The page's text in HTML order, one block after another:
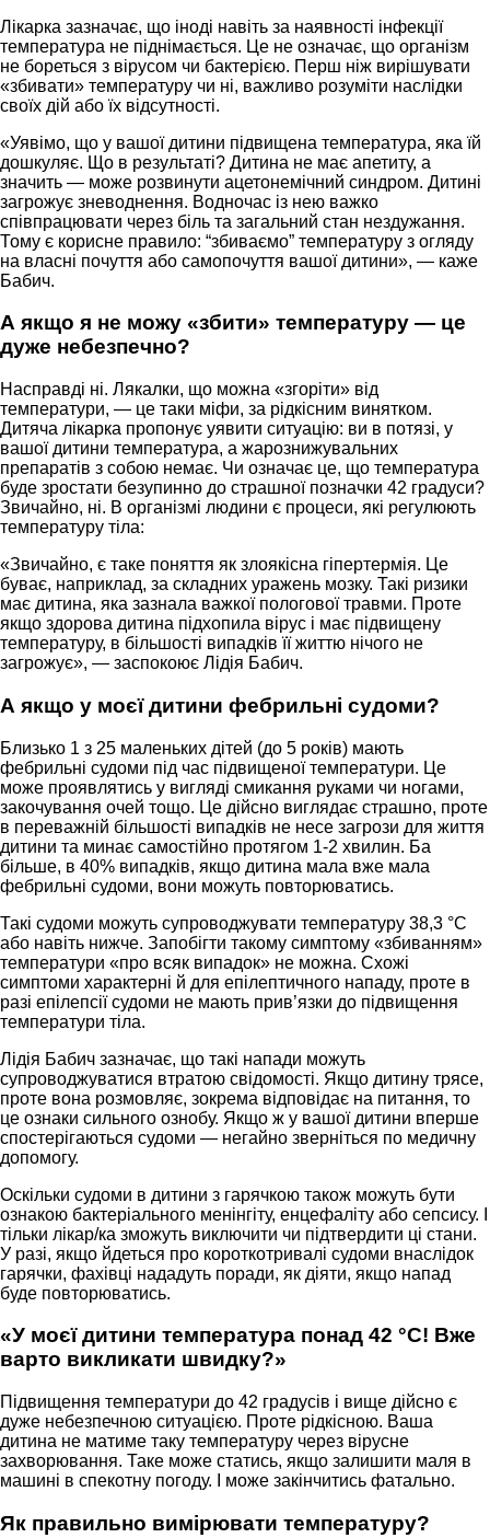
Лікарка зазначає, що іноді навіть за наявності інфекції
температура не піднімається. Це не означає, що організм
не бореться з вірусом чи бактерією. Перш ніж вирішувати
«збивати» температуру чи ні, важливо розуміти наслідки
своїх дій або їх відсутності.
«Уявімо, що у вашої дитини підвищена температура, яка їй
дошкуляє. Що в результаті? Дитина не має апетиту, а
значить — може розвинути ацетонемічний синдром. Дитині
загрожує зневоднення. Водночас із нею важко
співпрацювати через біль та загальний стан нездужання.
Тому є корисне правило: “збиваємо” температуру з огляду
на власні почуття або самопочуття вашої дитини», — каже
Бабич.
А якщо я не можу «збити» температуру — це
дуже небезпечно?
Насправді ні. Лякалки, що можна «згоріти» від
температури, — це таки міфи, за рідкісним винятком.
Дитяча лікарка пропонує уявити ситуацію: ви в потязі, у
вашої дитини температура, а жарознижувальних
препаратів з собою немає. Чи означає це, що температура
буде зростати безупинно до страшної позначки 42 градуси?
Звичайно, ні. В організмі людини є процеси, які регулюють
температуру тіла:
«Звичайно, є таке поняття як злоякісна гіпертермія. Це
буває, наприклад, за складних уражень мозку. Такі ризики
має дитина, яка зазнала важкої пологової травми. Проте
якщо здорова дитина підхопила вірус і має підвищену
температуру, в більшості випадків її життю нічого не
загрожує», — заспокоює Лідія Бабич.
А якщо у моєї дитини фебрильні судоми?
Близько 1 з 25 маленьких дітей (до 5 років) мають
фебрильні судоми під час підвищеної температури. Це
може проявлятись у вигляді смикання руками чи ногами,
закочування очей тощо. Це дійсно виглядає страшно, проте
в переважній більшості випадків не несе загрози для життя
дитини та минає самостійно протягом 1-2 хвилин. Ба
більше, в 40% випадків, якщо дитина мала вже мала
фебрильні судоми, вони можуть повторюватись.
Такі судоми можуть супроводжувати температуру 38,3 °C
або навіть нижче. Запобігти такому симптому «збиванням»
температури «про всяк випадок» не можна. Схожі
симптоми характерні й для епілептичного нападу, проте в
разі епілепсії судоми не мають прив’язки до підвищення
температури тіла.
Лідія Бабич зазначає, що такі напади можуть
супроводжуватися втратою свідомості. Якщо дитину трясе,
проте вона розмовляє, зокрема відповідає на питання, то
це ознаки сильного ознобу. Якщо ж у вашої дитини вперше
спостерігаються судоми — негайно зверніться по медичну
допомогу.
Оскільки судоми в дитини з гарячкою також можуть бути
ознакою бактеріального менінгіту, енцефаліту або сепсису. І
тільки лікар/ка зможуть виключити чи підтвердити ці стани.
У разі, якщо йдеться про короткотривалі судоми внаслідок
гарячки, фахівці нададуть поради, як діяти, якщо напад
буде повторюватись.
«У моєї дитини температура понад 42 °C! Вже
варто викликати швидку?»
Підвищення температури до 42 градусів і вище дійсно є
дуже небезпечною ситуацією. Проте рідкісною. Ваша
дитина не матиме таку температуру через вірусне
захворювання. Таке може статись, якщо залишити маля в
машині в спекотну погоду. І може закінчитись фатально.
Як правильно вимірювати температуру?